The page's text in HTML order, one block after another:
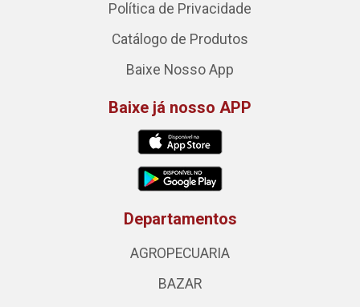
Política de Privacidade
Catálogo de Produtos
Baixe Nosso App
Baixe já nosso APP
Departamentos
AGROPECUARIA
BAZAR